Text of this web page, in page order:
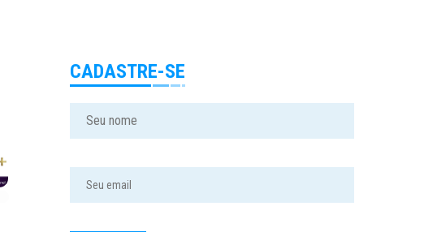
CADASTRE-SE